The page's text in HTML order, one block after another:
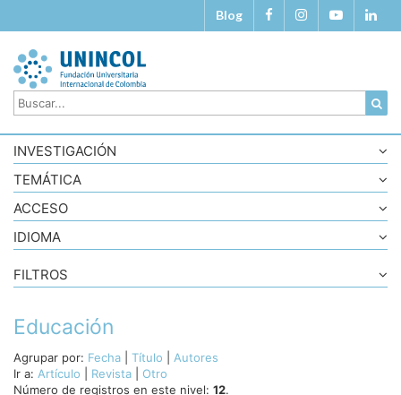
Blog
INVESTIGACIÓN
TEMÁTICA
ACCESO
IDIOMA
Educación
Agrupar por: Fecha Título
Autores
Ir a: Artículo Revista
Otro
Número de registros en este nivel: 12.
FILTROS